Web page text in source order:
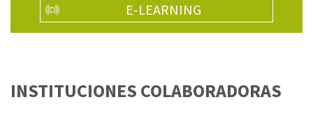
E-LEARNING
INSTITUCIONES COLABORADORAS